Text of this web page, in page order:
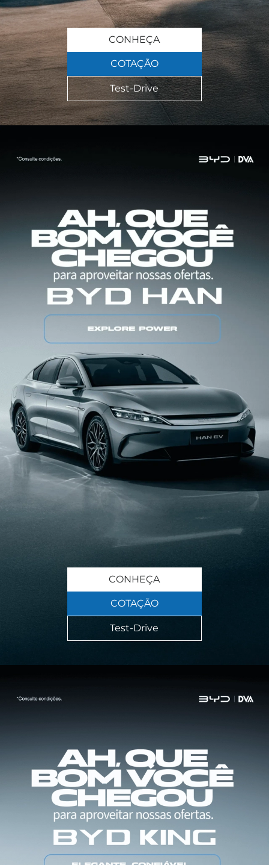
CONHEÇA
COTAÇÃO
Test-Drive
CONHEÇA
COTAÇÃO
Test-Drive